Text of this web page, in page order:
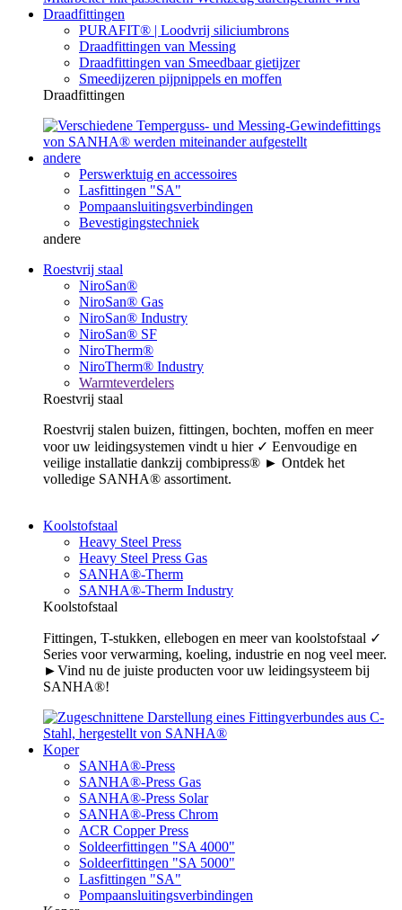
Draadfittingen
PURAFIT® | Loodvrij siliciumbrons
Draadfittingen van Messing
Draadfittingen van Smeedbaar gietijzer
Smeedijzeren pijpnippels en moffen
Draadfittingen
andere
Perswerktuig en accessoires
Lasfittingen "SA"
Pompaansluitingsverbindingen
Bevestigingstechniek
andere
Roestvrij staal
NiroSan®
NiroSan® Gas
NiroSan® Industry
NiroSan® SF
NiroTherm®
NiroTherm® Industry
Warmteverdelers
Roestvrij staal
Roestvrij stalen buizen, fittingen, bochten, moffen en meer
voor uw leidingsystemen vindt u hier ✓ Eenvoudige en
veilige installatie dankzij combipress® ► Ontdek het
volledige SANHA® assortiment.
Koolstofstaal
Heavy Steel Press
Heavy Steel Press Gas
SANHA®-Therm
SANHA®-Therm Industry
Koolstofstaal
Fittingen, T-stukken, ellebogen en meer van koolstofstaal ✓
Series voor verwarming, koeling, industrie en nog veel meer.
►Vind nu de juiste producten voor uw leidingsysteem bij
SANHA®!
Koper
SANHA®-Press
SANHA®-Press Gas
SANHA®-Press Solar
SANHA®-Press Chrom
ACR Copper Press
Soldeerfittingen "SA 4000"
Soldeerfittingen "SA 5000"
Lasfittingen "SA"
Pompaansluitingsverbindingen